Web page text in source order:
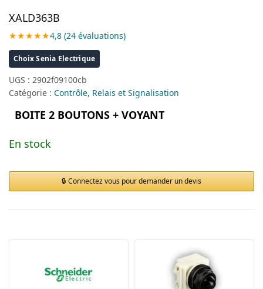
XALD363B
★★★★★4,8 (24 évaluations)
Choix Senia Electrique
UGS : 2902f09100cb
Catégorie : Contrôle, Relais et Signalisation
BOITE 2 BOUTONS + VOYANT
En stock
Connectez vous pour demander un devis